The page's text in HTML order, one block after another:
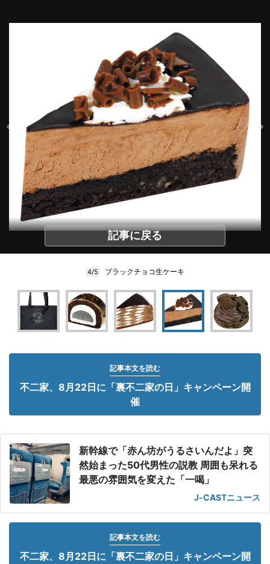
記事に戻る
4/5 ブラックチョコ生ケーキ
記事本文を読む
不二家、8月22日に「裏不二家の日」キャンペーン開
催
新幹線で「赤ん坊がうるさいんだよ」突
然始まった50代男性の説教 周囲も呆れる
最悪の雰囲気を変えた「一喝」
J-CASTニュース
記事本文を読む
不二家、8月22日に「裏不二家の日」キャンペーン開